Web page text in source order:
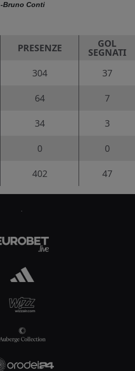
-Bruno Conti
PRESENZE GOL
SEGNATI
304 37
64 7
34 3
0 0
402 47
.